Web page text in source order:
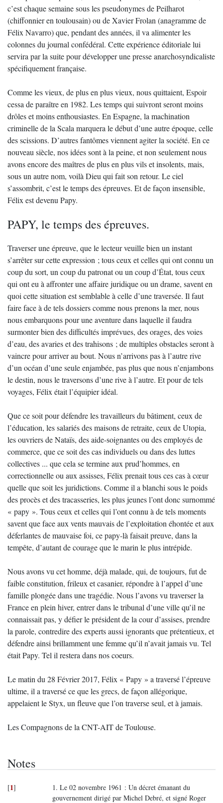
c’est chaque semaine sous les pseudonymes de Peilharot
(chiffonnier en toulousain) ou de Xavier Frolan (anagramme de
Félix Navarro) que, pendant des années, il va alimenter les
colonnes du journal confédéral. Cette expérience éditoriale lui
servira par la suite pour développer une presse anarchosyndicaliste
spécifiquement française.
Comme les vieux, de plus en plus vieux, nous quittaient, Espoir
cessa de paraître en 1982. Les temps qui suivront seront moins
drôles et moins enthousiastes. En Espagne, la machination
criminelle de la Scala marquera le début d’une autre époque, celle
des scissions. D’autres fantômes viennent agiter la société. En ce
nouveau siècle, nos idées sont à la peine, et non seulement nous
avons encore des maîtres de plus en plus vils et insolents, mais,
sous un autre nom, voilà Dieu qui fait son retour. Le ciel
s’assombrit, c’est le temps des épreuves. Et de façon insensible,
Félix est devenu Papy.
PAPY, le temps des épreuves.
Traverser une épreuve, que le lecteur veuille bien un instant
s’arrêter sur cette expression ; tous ceux et celles qui ont connu un
coup du sort, un coup du patronat ou un coup d’État, tous ceux
qui ont eu à affronter une affaire juridique ou un drame, savent en
quoi cette situation est semblable à celle d’une traversée. Il faut
faire face à de tels dossiers comme nous prenons la mer, nous
nous embarquons pour une aventure dans laquelle il faudra
surmonter bien des difficultés imprévues, des orages, des voies
d’eau, des avaries et des trahisons ; de multiples obstacles seront à
vaincre pour arriver au bout. Nous n’arrivons pas à l’autre rive
d’un océan d’une seule enjambée, pas plus que nous n’enjambons
le destin, nous le traversons d’une rive à l’autre. Et pour de tels
voyages, Félix était l’équipier idéal.
Que ce soit pour défendre les travailleurs du bâtiment, ceux de
l’éducation, les salariés des maisons de retraite, ceux de Utopia,
les ouvriers de Nataïs, des aide-soignantes ou des employés de
commerce, que ce soit des cas individuels ou dans des luttes
collectives ... que cela se termine aux prud’hommes, en
correctionnelle ou aux assisses, Félix prenait tous ces cas à cœur
quelle que soit les juridictions. Comme il a blanchi sous le poids
des procès et des tracasseries, les plus jeunes l’ont donc surnommé
« papy ». Tous ceux et celles qui l’ont connu à de tels moments
savent que face aux vents mauvais de l’exploitation éhontée et aux
déferlantes de mauvaise foi, ce papy-là faisait preuve, dans la
tempête, d’autant de courage que le marin le plus intrépide.
Nous avons vu cet homme, déjà malade, qui, de toujours, fut de
faible constitution, frileux et casanier, répondre à l’appel d’une
famille plongée dans une tragédie. Nous l’avons vu traverser la
France en plein hiver, entrer dans le tribunal d’une ville qu’il ne
connaissait pas, y défier le président de la cour d’assises, prendre
la parole, contredire des experts aussi ignorants que prétentieux, et
défendre ainsi brillamment une femme qu’il n’avait jamais vu. Tel
était Papy. Tel il restera dans nos coeurs.
Le matin du 28 Février 2017, Félix « Papy » a traversé l’épreuve
ultime, il a traversé ce que les grecs, de façon allégorique,
appelaient le Styx, un fleuve que l’on traverse seul, et à jamais.
Les Compagnons de la CNT-AIT de Toulouse.
Notes
[1]
1. Le 02 novembre 1961 : Un décret émanant du
gouvernement dirigé par Michel Debré, et signé Roger